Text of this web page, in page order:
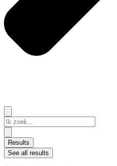
Search
...
Results
See all results